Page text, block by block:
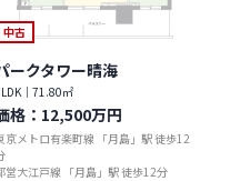
中古
ークタワー晴海
｜71.80㎡
格： 12,500万円
京メトロ有楽町線 「月島」駅 徒歩12
営大江戸線 「月島」駅 徒歩12分